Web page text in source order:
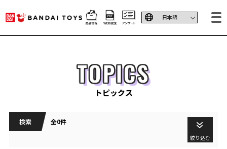
TOPICS
トピックス
検索 全0件
絞り込む